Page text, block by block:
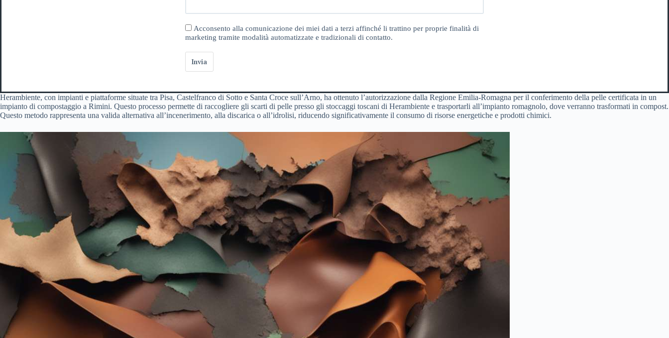
Acconsento alla comunicazione dei miei dati a terzi affinché li trattino per proprie finalità di
marketing tramite modalità automatizzate e tradizionali di contatto.
Invia
Herambiente, con impianti e piattaforme situate tra Pisa, Castelfranco di Sotto e Santa Croce sull’Arno, ha ottenuto l’autorizzazione dalla Regione Emilia-Romagna per il conferimento della pelle certificata in un
impianto di compostaggio a Rimini. Questo processo permette di raccogliere gli scarti di pelle presso gli stoccaggi toscani di Herambiente e trasportarli all’impianto romagnolo, dove verranno trasformati in compost.
Questo metodo rappresenta una valida alternativa all’incenerimento, alla discarica o all’idrolisi, riducendo significativamente il consumo di risorse energetiche e prodotti chimici.